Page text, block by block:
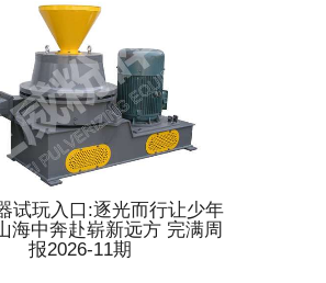
试玩入口:逐光而行让少年
海中奔赴崭新远方 完满周
报2026-11期